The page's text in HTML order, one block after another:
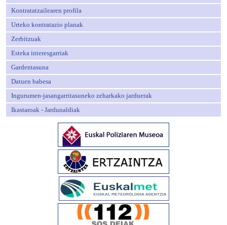
Kontratatzailearen profila
Urteko kontratazio planak
Zerbitzuak
Esteka interesgarriak
Gardentasuna
Datuen babesa
Ingurumen-jasangarritasuneko zeharkako jarduerak
Ikastaroak - Jardunaldiak